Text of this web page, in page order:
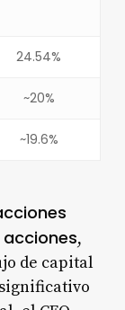
24.54%
~20%
~19.6%
,
de capital